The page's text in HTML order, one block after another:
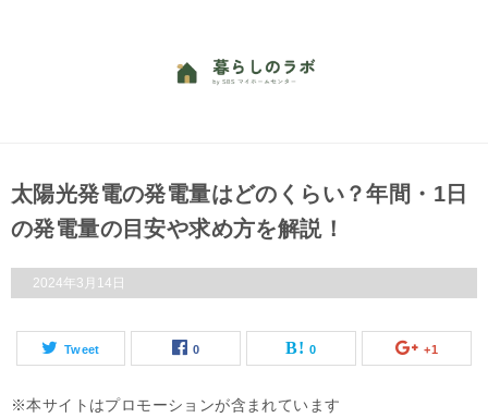
太陽光発電の発電量はどのくらい？年間・1日
の発電量の目安や求め方を解説！
2024年3月14日
Tweet 0 0 +1
本サイトはプロモーションが含まれています